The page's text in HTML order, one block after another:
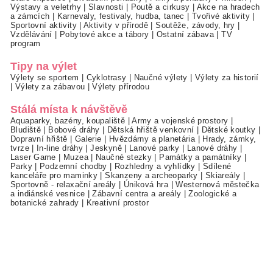
Výstavy a veletrhy|Slavnosti | Poutě a cirkusy | Akce na hradech
a zámcích | Karnevaly, festivaly, hudba, tanec | Tvořivé aktivity |
Sportovní aktivity|Aktivity v přírodě |Soutěže, závody, hry |
Vzdělávání | Pobytové akce a tábory | Ostatní zábava |TV
program
Tipy na výlet
Výlety se sportem | Cyklotrasy | Naučné výlety | Výlety za historií
| Výlety za zábavou |Výlety přírodou
Stálá místa k návštěvě
Aquaparky, bazény, koupaliště |Army a vojenské prostory |
Bludiště | Bobové dráhy | Dětská hřiště venkovní | Dětské koutky |
Dopravní hřiště | Galerie | Hvězdárny a planetária | Hrady, zámky,
tvrze| In-line dráhy |Jeskyně| Lanové parky | Lanové dráhy |
Laser Game | Muzea| Naučné stezky | Památky a památníky |
Parky| Podzemní chodby | Rozhledny a vyhlídky | Sdílené
kanceláře pro maminky |Skanzeny a archeoparky | Skiareály |
Sportovně - relaxační areály | Úniková hra |Westernová městečka
a indiánské vesnice |Zábavní centra a areály |Zoologické a
botanické zahrady | Kreativní prostor